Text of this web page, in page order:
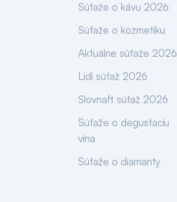
Súťaže o kávu 2026
Súťaže o kozmetiku
Aktuálne súťaže 2026
Lidl súťaž 2026
Slovnaft súťaž 2026
Súťaže o degustaciu
vína
Súťaže o diamanty